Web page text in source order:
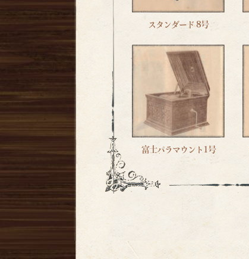
スタンダード 8号
富士パラマウント1号